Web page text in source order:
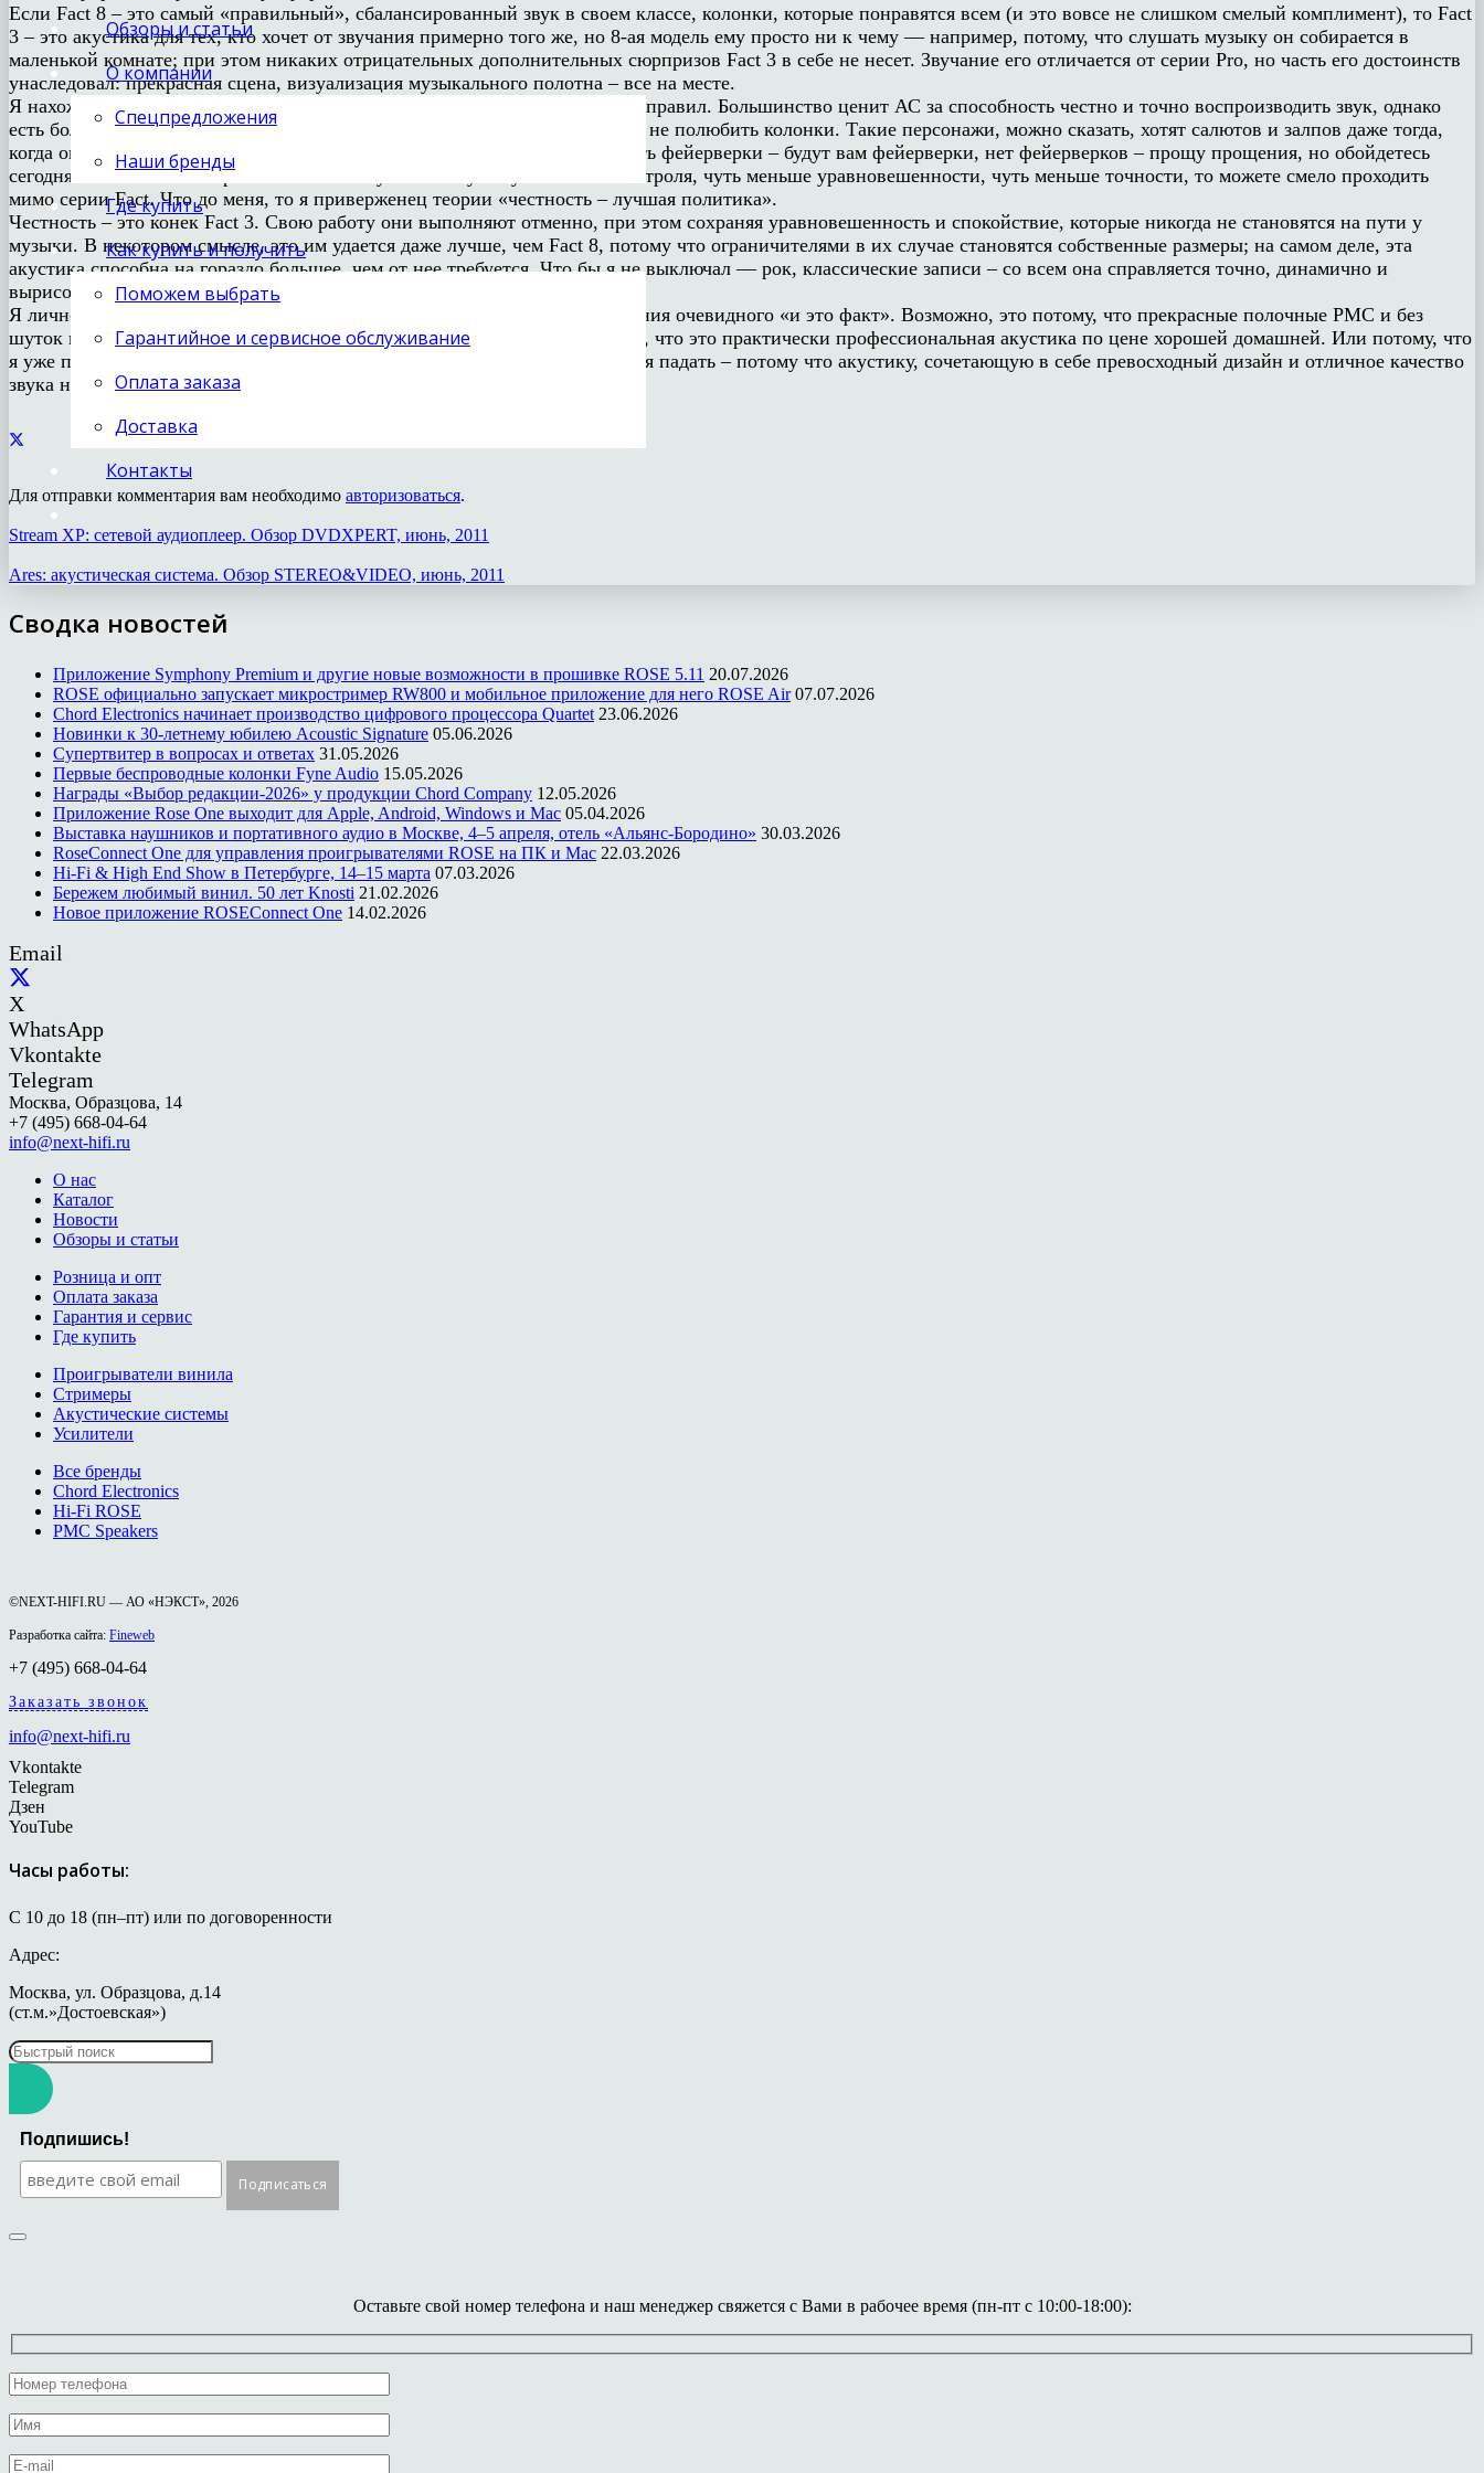
Обзоры и статьи
О компании
Спецпредложения
Наши бренды
Где купить
Как купить и получить
Поможем выбрать
Гарантийное и сервисное обслуживание
Оплата заказа
Доставка
Контакты
Если Fact 8 – это самый «правильный», сбалансированный звук в своем классе, колонки, которые понравятся всем (и это вовсе не слишком смелый комплимент), то Fact
3 – это акустика для тех, кто хочет от звучания примерно того же, но 8-ая модель ему просто ни к чему — например, потому, что слушать музыку он собирается в
маленькой комнате; при этом никаких отрицательных дополнительных сюрпризов Fact 3 в себе не несет. Звучание его отличается от серии Pro, но часть его достоинств
унаследовал: прекрасная сцена, визуализация музыкального полотна – все на месте.
Я нахожу людей, создающих акустику PMC, аудиофилами самых строгих правил. Большинство ценит АС за способность честно и точно воспроизводить звук, однако
есть большой процент людей, которые ровно за эти качества может очень не полюбить колонки. Такие персонажи, можно сказать, хотят салютов и залпов даже тогда,
когда они совсем не на повестке дня. Fact 3 в этом плане почти суров: есть фейерверки – будут вам фейерверки, нет фейерверков – прощу прощения, но обойдетесь
сегодня без них. Очень просто. Если вам нужно от звука чуть меньше контроля, чуть меньше уравновешенности, чуть меньше точности, то можете смело проходить
мимо серии Fact. Что до меня, то я приверженец теории «честность – лучшая политика».
Честность – это конек Fact 3. Свою работу они выполняют отменно, при этом сохраняя уравновешенность и спокойствие, которые никогда не становятся на пути у
музыки. В некотором смысле, это им удается даже лучше, чем Fact 8, потому что ограничителями в их случае становятся собственные размеры; на самом деле, эта
акустика способна на гораздо большее, чем от нее требуется. Что бы я не выключал — рок, классические записи – со всем она справляется точно, динамично и
вырисовывая прекрасную масштабную звуковую сцену.
Я лично счастлив, что написал весь этот обзор, удержавшись от впихивания очевидного «и это факт». Возможно, это потому, что прекрасные полочные PMC и без
шуток принесли достаточно вечеринки и веселья в мой день. Или потому, что это практически профессиональная акустика по цене хорошей домашней. Или потому, что
я уже представляю, как популярность ее все растет, растет и не собирается падать – потому что акустику, сочетающую в себе превосходный дизайн и отличное качество
звука невозможно не любить. И это факт. Ой, черт…
Для отправки комментария вам необходимо авторизоваться.
Stream XP: сетевой аудиоплеер. Обзор DVDXPERT, июнь, 2011
Ares: акустическая система. Обзор STEREO&VIDEO, июнь, 2011
Сводка новостей
Приложение Symphony Premium и другие новые возможности в прошивке ROSE 5.11 20.07.2026
ROSE официально запускает микростример RW800 и мобильное приложение для него ROSE Air 07.07.2026
Chord Electronics начинает производство цифрового процессора Quartet 23.06.2026
Новинки к 30-летнему юбилею Acoustic Signature 05.06.2026
Супертвитер в вопросах и ответах 31.05.2026
Первые беспроводные колонки Fyne Audio 15.05.2026
Награды «Выбор редакции-2026» у продукции Chord Company 12.05.2026
Приложение Rose One выходит для Apple, Android, Windows и Mac 05.04.2026
Выставка наушников и портативного аудио в Москве, 4–5 апреля, отель «Альянс-Бородино» 30.03.2026
RoseConnect One для управления проигрывателями ROSE на ПК и Mac 22.03.2026
Hi-Fi & High End Show в Петербурге, 14–15 марта 07.03.2026
Бережем любимый винил. 50 лет Knosti 21.02.2026
Новое приложение ROSEConnect One 14.02.2026
Email
X
WhatsApp
Vkontakte
Telegram
Москва, Образцова, 14
+7 (495) 668-04-64
info@next-hifi.ru
О нас
Каталог
Новости
Обзоры и статьи
Розница и опт
Оплата заказа
Гарантия и сервис
Где купить
Проигрыватели винила
Стримеры
Акустические системы
Усилители
Все бренды
Chord Electronics
Hi-Fi ROSE
PMC Speakers
©NEXT-HIFI.RU — АО «НЭКСТ», 2026
Разработка сайта: Fineweb
+7 (495) 668-04-64
Заказать звонок
info@next-hifi.ru
Vkontakte
Telegram
Дзен
YouTube
Часы работы:
С 10 до 18 (пн–пт) или по договоренности
Адрес:
Москва, ул. Образцова, д.14
(ст.м.»Достоевская»)
Подпишись!
Оставьте свой номер телефона и наш менеджер свяжется с Вами в рабочее время (пн-пт с 10:00-18:00):